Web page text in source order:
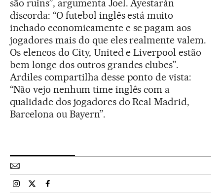
são ruins”, argumenta Joel. Ayestarán
discorda: “O futebol inglês está muito
inchado economicamente e se pagam aos
jogadores mais do que eles realmente valem.
Os elencos do City, United e Liverpool estão
bem longe dos outros grandes clubes”.
Ardiles compartilha desse ponto de vista:
“Não vejo nenhum time inglês com a
qualidade dos jogadores do Real Madrid,
Barcelona ou Bayern”.
Esportes El País Brasil en Instagram
Esportes El País Brasil en Twitter
Esportes El País Brasil en Facebook